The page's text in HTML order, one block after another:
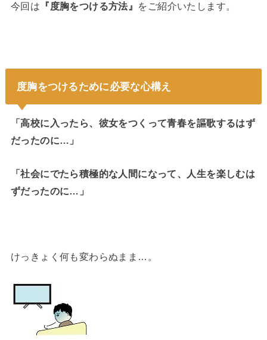
今回は 『度胸をつける方法』 をご紹介いたします。
度胸をつけるために必要な心構え
「高校に入ったら、彼女をつくって青春を謳歌するはず
だったのに…」
「社会にでたら積極的な人間になって、人生を楽しむは
ずだったのに…」
けっきょく何も変わらぬまま…。